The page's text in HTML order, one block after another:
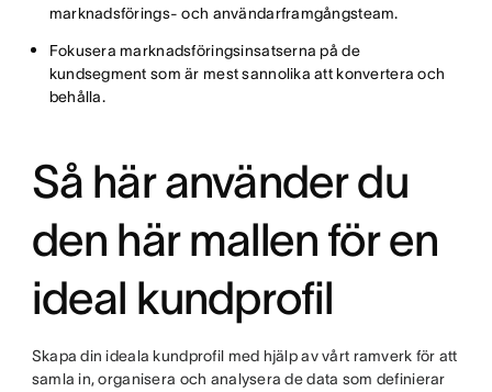
marknadsförings- och användarframgångsteam.
Fokusera marknadsföringsinsatserna på de
kundsegment som är mest sannolika att konvertera och
behålla.
Så här använder du
den här mallen för en
ideal kundprofil
Skapa din ideala kundprofil med hjälp av vårt ramverk för att
samla in, organisera och analysera de data som definierar